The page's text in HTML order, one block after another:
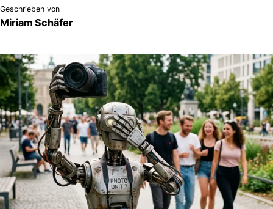
Geschrieben von
Miriam Schäfer